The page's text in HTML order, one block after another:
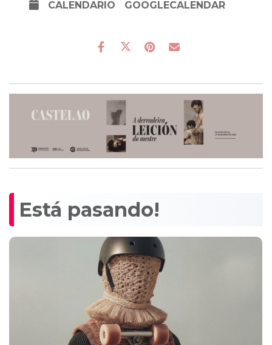
CALENDARIO GOOGLECALENDAR
Está pasando!